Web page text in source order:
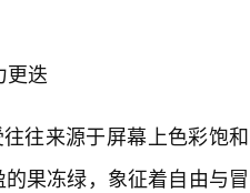
更迭
往来源于屏幕上色彩饱和
果冻绿，象征着自由与冒